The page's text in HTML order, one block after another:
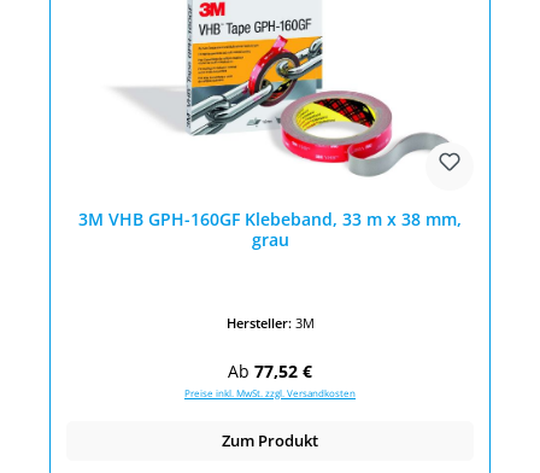
3M VHB GPH-160GF Klebeband, 33 m x 38 mm,
grau
Hersteller: 3M
Regulärer Preis:
Ab 77,52 €
Preise inkl. MwSt. zzgl. Versandkosten
Zum Produkt